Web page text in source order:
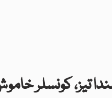
تیز، کونسلر